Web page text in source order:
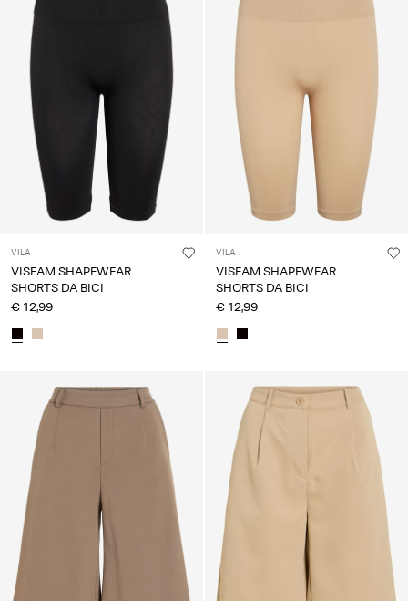
VILA
VISEAM SHAPEWEAR
SHORTS DA BICI
€ 12,99
VILA
VISEAM SHAPEWEAR
SHORTS DA BICI
€ 12,99